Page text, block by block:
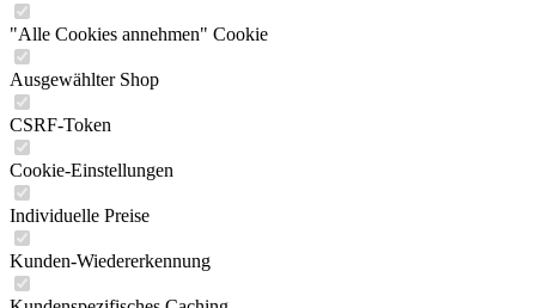
"Alle Cookies annehmen" Cookie
Ausgewählter Shop
CSRF-Token
Cookie-Einstellungen
Individuelle Preise
Kunden-Wiedererkennung